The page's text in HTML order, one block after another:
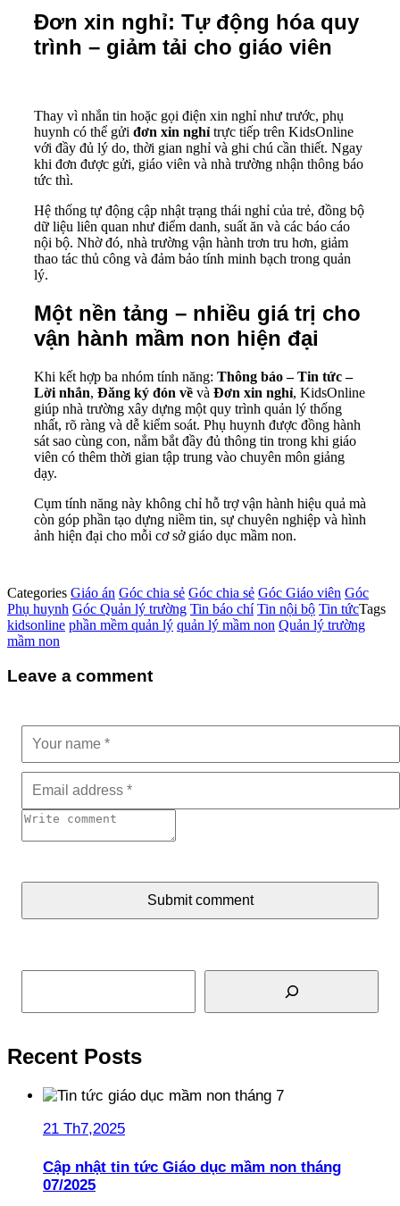
Đơn xin nghỉ: Tự động hóa quy
trình – giảm tải cho giáo viên
Thay vì nhắn tin hoặc gọi điện xin nghỉ như trước, phụ
huynh có thể gửi đơn xin nghỉ trực tiếp trên KidsOnline
với đầy đủ lý do, thời gian nghỉ và ghi chú cần thiết. Ngay
khi đơn được gửi, giáo viên và nhà trường nhận thông báo
tức thì.
Hệ thống tự động cập nhật trạng thái nghỉ của trẻ, đồng bộ
dữ liệu liên quan như điểm danh, suất ăn và các báo cáo
nội bộ. Nhờ đó, nhà trường vận hành trơn tru hơn, giảm
thao tác thủ công và đảm bảo tính minh bạch trong quản
lý.
Một nền tảng – nhiều giá trị cho
vận hành mầm non hiện đại
Khi kết hợp ba nhóm tính năng: Thông báo – Tin tức –
Lời nhắn, Đăng ký đón về và Đơn xin nghỉ, KidsOnline
giúp nhà trường xây dựng một quy trình quản lý thống
nhất, rõ ràng và dễ kiểm soát. Phụ huynh được đồng hành
sát sao cùng con, nắm bắt đầy đủ thông tin trong khi giáo
viên có thêm thời gian tập trung vào chuyên môn giảng
dạy.
Cụm tính năng này không chỉ hỗ trợ vận hành hiệu quả mà
còn góp phần tạo dựng niềm tin, sự chuyên nghiệp và hình
ảnh hiện đại cho mỗi cơ sở giáo dục mầm non.
Categories Giáo án Góc chia sẻ Góc chia sẻ Góc Giáo viên Góc
Phụ huynh Góc Quản lý trường Tin báo chí Tin nội bộ Tin tứcTags
kidsonline phần mềm quản lý quản lý mầm non Quản lý trường
mầm non
Leave a comment
Submit comment
Tìm kiếm
Recent Posts
21 Th7,2025
Cập nhật tin tức Giáo dục mầm non tháng
07/2025